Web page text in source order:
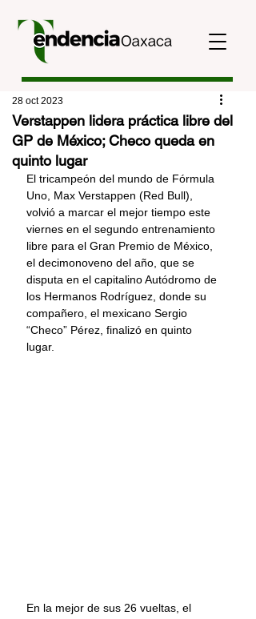
Verstappen lidera práctica libre del
GP de México; Checo queda en
quinto lugar
28 oct 2023
El tricampeón del mundo de Fórmula
Uno, Max Verstappen (Red Bull),
volvió a marcar el mejor tiempo este
viernes en el segundo entrenamiento
libre para el Gran Premio de México,
el decimonoveno del año, que se
disputa en el capitalino Autódromo de
los Hermanos Rodríguez, donde su
compañero, el mexicano Sergio
“Checo” Pérez, finalizó en quinto
lugar.
En la mejor de sus 26 vueltas, el